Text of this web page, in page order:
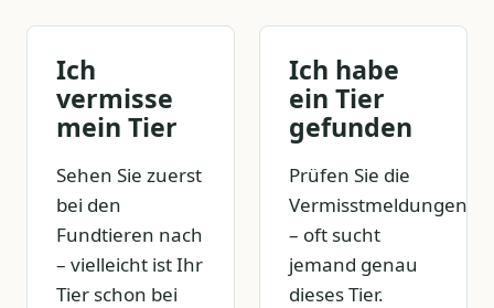
Ich
vermisse
mein Tier
Sehen Sie zuerst
bei den
Fundtieren nach
– vielleicht ist Ihr
Tier schon bei
Ich habe
ein Tier
gefunden
Prüfen Sie die
Vermisstmeldungen
– oft sucht
jemand genau
dieses Tier.